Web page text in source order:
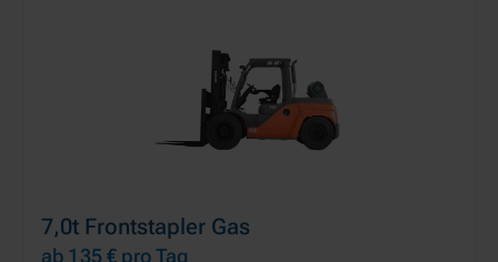
7,0t Frontstapler Gas
ab 135 € pro Tag